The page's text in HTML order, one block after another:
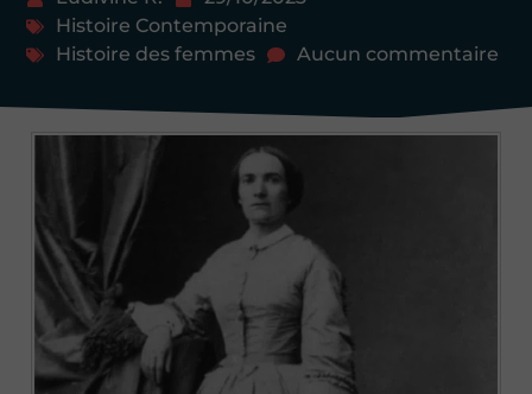
Histoire Contemporaine
Histoire des femmes
Aucun commentaire